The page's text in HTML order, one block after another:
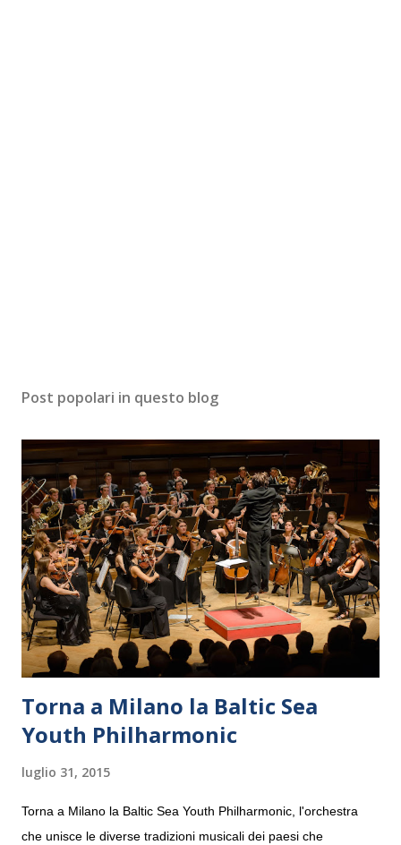
Post popolari in questo blog
Torna a Milano la Baltic Sea
Youth Philharmonic
luglio 31, 2015
Torna a Milano la Baltic Sea Youth Philharmonic, l'orchestra
che unisce le diverse tradizioni musicali dei paesi che